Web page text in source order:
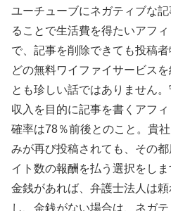
ユーチューブにネガティブな
ることで生活費を得たいアフ
で、記事を削除できても投稿
どの無料ワイファイサービス
とも珍しい話ではありません
収入を目的に記事を書くアフ
確率は78％前後とのこと。貴
みが再び投稿されても、その
イト数の報酬を払う選択をし
金銭があれば、弁護士法人は
し、金銭がない場合は、ネガ